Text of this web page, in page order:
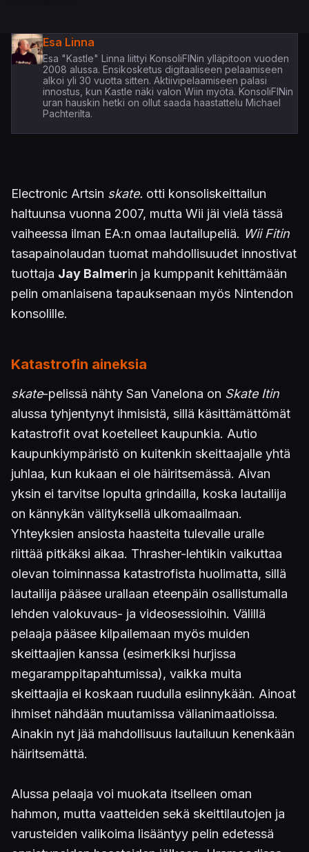
Esa Linna
Esa "Kastle" Linna liittyi KonsoliFINin ylläpitoon vuoden
2008 alussa. Ensikosketus digitaaliseen pelaamiseen
alkoi yli 30 vuotta sitten. Aktiivipelaamiseen palasi
innostus, kun Kastle näki valon Wiin myötä. KonsoliFINin
uran hauskin hetki on ollut saada haastattelu Michael
Pachterilta.
Electronic Artsin skate. otti konsoliskeittailun
haltuunsa vuonna 2007, mutta Wii jäi vielä tässä
vaiheessa ilman EA:n omaa lautailupeliä. Wii Fitin
tasapainolaudan tuomat mahdollisuudet innostivat
tuottaja Jay Balmerin ja kumppanit kehittämään
pelin omanlaisena tapauksenaan myös Nintendon
konsolille.
Katastrofin aineksia
skate-pelissä nähty San Vanelona on Skate Itin
alussa tyhjentynyt ihmisistä, sillä käsittämättömät
katastrofit ovat koetelleet kaupunkia. Autio
kaupunkiympäristö on kuitenkin skeittaajalle yhtä
juhlaa, kun kukaan ei ole häiritsemässä. Aivan
yksin ei tarvitse lopulta grindailla, koska lautailija
on kännykän välityksellä ulkomaailmaan.
Yhteyksien ansiosta haasteita tulevalle uralle
riittää pitkäksi aikaa. Thrasher-lehtikin vaikuttaa
olevan toiminnassa katastrofista huolimatta, sillä
lautailija pääsee urallaan eteenpäin osallistumalla
lehden valokuvaus- ja videosessioihin. Välillä
pelaaja pääsee kilpailemaan myös muiden
skeittaajien kanssa (esimerkiksi hurjissa
megaramppitapahtumissa), vaikka muita
skeittaajia ei koskaan ruudulla esiinnykään. Ainoat
ihmiset nähdään muutamissa välianimaatioissa.
Ainakin nyt jää mahdollisuus lautailuun kenenkään
häiritsemättä.
Alussa pelaaja voi muokata itselleen oman
hahmon, mutta vaatteiden sekä skeittilautojen ja
varusteiden valikoima lisääntyy pelin edetessä